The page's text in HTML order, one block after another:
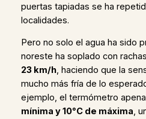
puertas tapiadas se ha
localidades.
Pero no solo el agua ha sido
noreste ha soplado con
23 km/h, haciendo que la
mucho más fría de lo
ejemplo, el termómetro
mínima y 10°C de máxima,